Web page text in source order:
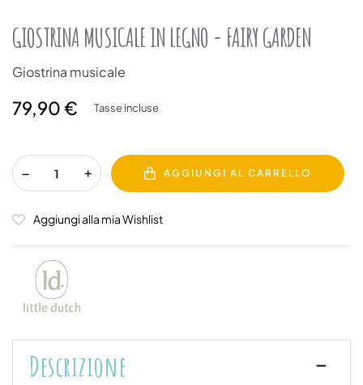
GIOSTRINA MUSICALE IN LEGNO - FAIRY GARDEN
Giostrina musicale
79,90 € Tasse incluse
AGGIUNGI AL CARRELLO
Aggiungi alla mia Wishlist
Descrizione